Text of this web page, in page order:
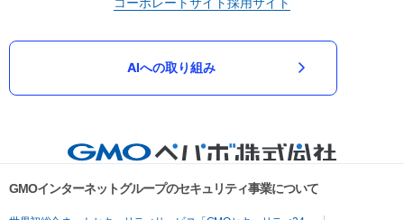
AIへの取り組み
GMOインターネットグループのセキュリティ事業について